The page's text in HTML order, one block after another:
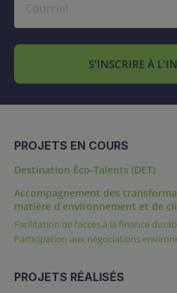
S'INSCRIRE À
PROJETS EN COURS
Destination Éco-Talents (DET)
Accompagnement des
matière d’environnement et de
Facilitation de l’accès à la finance
Participation aux négociations
PROJETS RÉALISÉS